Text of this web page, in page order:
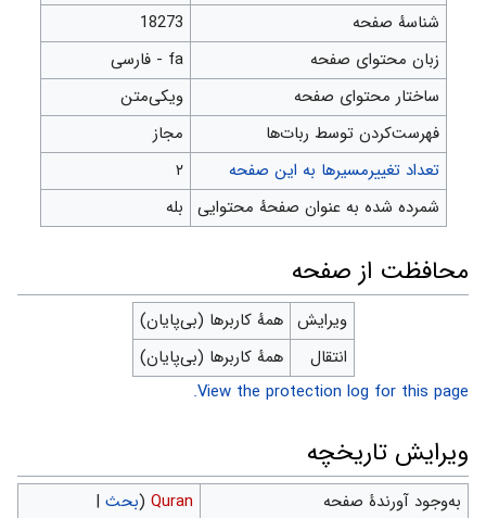
شناسهٔ صفحه
18273
زبان محتوای صفحه
fa - فارسی
ساختار محتوای صفحه
ویکی‌متن
‌فهرست‌کردن توسط ربات‌ها
مجاز
تعداد تغییرمسیرها به این صفحه
۲
شمرده شده به عنوان صفحهٔ محتوایی بله
محافظت از صفحه
ویرایش همهٔ کاربرها (بی‌پایان)
انتقال
همهٔ کاربرها (بی‌پایان)
View the protection log for this page.
ویرایش تاریخچه
به‌وجود آورندهٔ صفحه Quran
(بحث|